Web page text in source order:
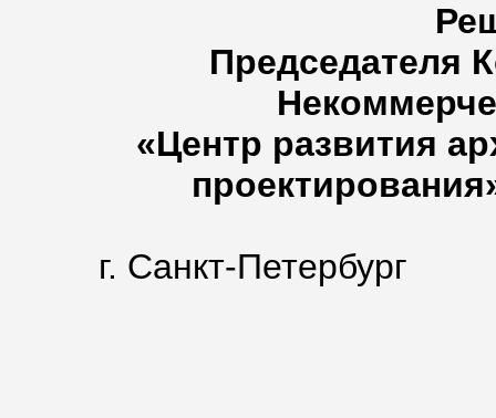
Председателя
«Центр развития
г. Санкт-Петербург